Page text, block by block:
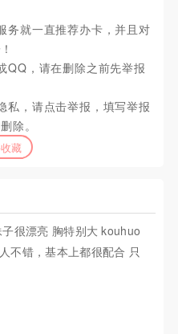
务就一直推荐办卡，并且对
QQ，请在删除之前先举报
私，请点击举报，填写举报
除。
藏
很漂亮 胸特别大 kouhuo
不错，基本上都很配合 只